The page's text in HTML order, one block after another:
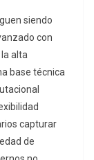
siendo
con
alta
base técnica
capturar
de